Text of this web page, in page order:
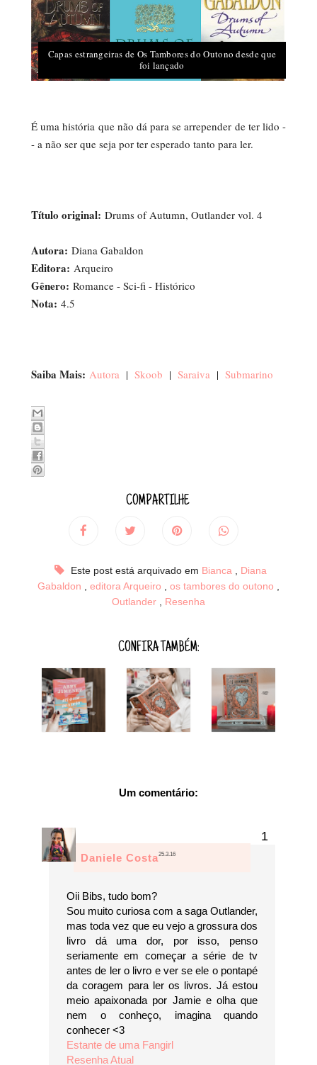
Capas estrangeiras de Os Tambores do Outono desde que
foi lançado
É uma história que não dá para se arrepender de ter lido -
- a não ser que seja por ter esperado tanto para ler.
Título original: Drums of Autumn, Outlander vol. 4
Autora: Diana Gabaldon
Editora: Arqueiro
Gênero: Romance - Sci-fi - Histórico
Nota: 4.5
Saiba Mais: Autora | Skoob | Saraiva | Submarino
COMPARTILHE
Este post está arquivado em Bianca
Diana
Gabaldon
editora Arqueiro os tambores do outono
Outlander
Resenha
CONFIRA TAMBÉM:
Um comentário:
Daniele Costa25.3.16
Oii Bibs, tudo bom?
Sou muito curiosa com a saga Outlander,
mas toda vez que eu vejo a grossura dos
livro dá uma dor, por isso, penso
seriamente em começar a série de tv
antes de ler o livro e ver se ele o pontapé
da coragem para ler os livros. Já estou
meio apaixonada por Jamie e olha que
nem o conheço, imagina quando
conhecer <3
Estante de uma Fangirl
Resenha Atual